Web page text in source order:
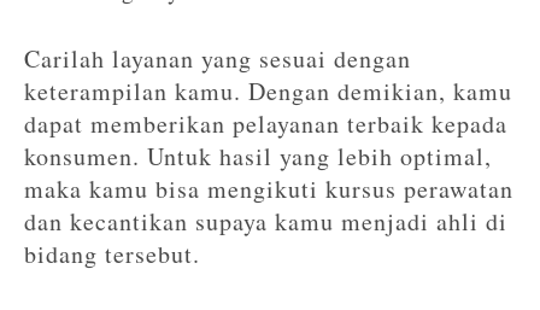
Carilah layanan yang sesuai dengan
keterampilan kamu. Dengan demikian, kamu
dapat memberikan pelayanan terbaik kepada
konsumen. Untuk hasil yang lebih optimal,
maka kamu bisa mengikuti kursus perawatan
dan kecantikan supaya kamu menjadi ahli di
bidang tersebut.